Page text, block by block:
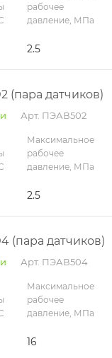
рабочее
давление, МПа
2.5
(пара датчиков)
Арт. ПЭАВ502
Максимальное
рабочее
давление, МПа
2.5
(пара датчиков)
Арт. ПЭАВ504
Максимальное
рабочее
давление, МПа
16